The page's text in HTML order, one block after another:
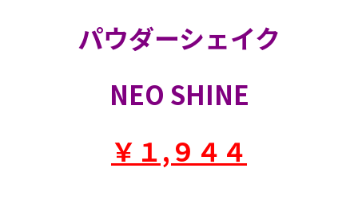
パウダーシェイク
NEO SHINE
￥１,９４４